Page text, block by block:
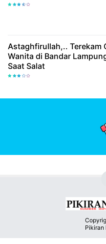
Astaghfirullah,.. Terekam
Wanita di Bandar
Saat Salat
Pikiran